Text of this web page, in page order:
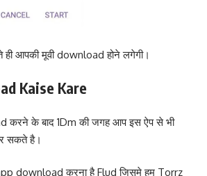
आपकी मूवी download होने लगेगी।
Kaise Kare
करने के बाद 1Dm की जगह आप इस ऐप से भी
सकते है।
download करना है Flud जिसमे हम Torrz